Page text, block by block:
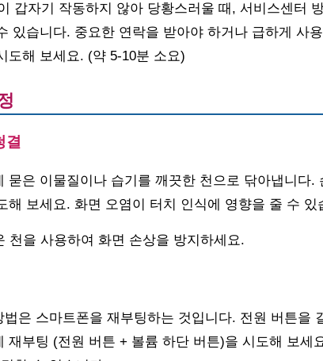
갑자기 작동하지 않아 당황스러울 때, 서비스센터
있습니다. 중요한 연락을 받아야 하거나 급하게 사
도해 보세요. (약 5-10분 소요)
결
묻은 이물질이나 습기를 깨끗한 천으로 닦아냅니다.
해 보세요. 화면 오염이 터치 인식에 영향을 줄 수 있
천을 사용하여 화면 손상을 방지하세요.
은 스마트폰을 재부팅하는 것입니다. 전원 버튼을
재부팅 (전원 버튼 + 볼륨 하단 버튼)을 시도해 보세